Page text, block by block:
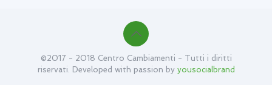
©2017 - 2018 Centro Cambiamenti - Tutti i diritti
riservati. Developed with passion by yousocialbrand